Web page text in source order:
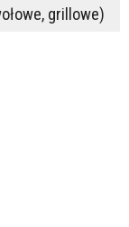
grillowe)